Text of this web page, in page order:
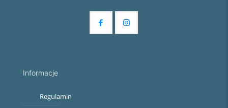
Informacje
Regulamin